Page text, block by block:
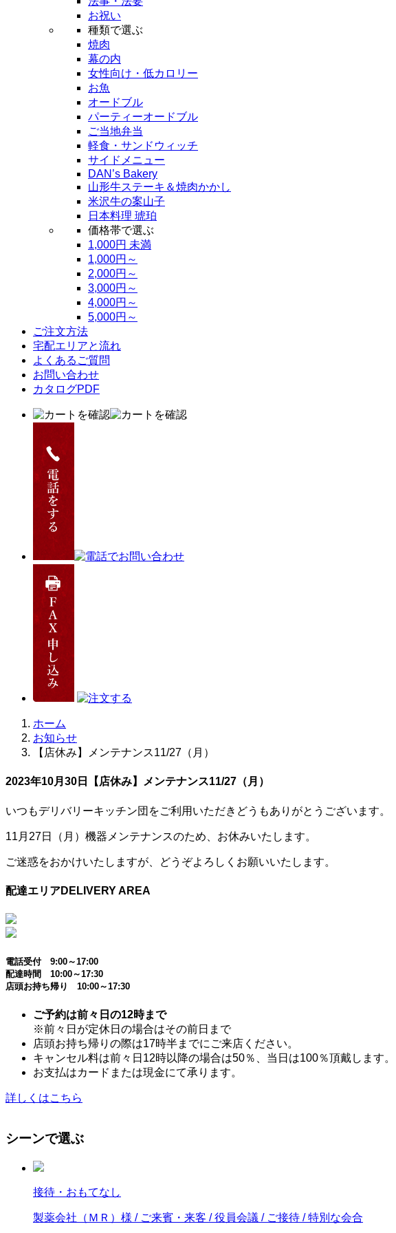
お祝い
種類で選ぶ
焼肉
幕の内
女性向け・低カロリー
お魚
オードブル
パーティーオードブル
ご当地弁当
軽食・サンドウィッチ
サイドメニュー
DAN’s Bakery
山形牛ステーキ＆焼肉かかし
米沢牛の案山子
日本料理 琥珀
価格帯で選ぶ
1,000円 未満
1,000円～
2,000円～
3,000円～
4,000円～
5,000円～
ご注文方法
宅配エリアと流れ
よくあるご質問
お問い合わせ
カタログPDF
ホーム
お知らせ
【店休み】メンテナンス11/27（月）
2023年10月30日 【店休み】メンテナンス11/27（月）
いつもデリバリーキッチン団をご利用いただきどうもありがとうございます。
11月27日（月）機器メンテナンスのため、お休みいたします。
ご迷惑をおかけいたしますが、どうぞよろしくお願いいたします。
配達エリアDELIVERY AREA
電話受付 9:00～17:00
配達時間 10:00～17:30
店頭お持ち帰り 10:00～17:30
ご予約は前々日の12時まで
※前々日が定休日の場合はその前日まで
店頭お持ち帰りの際は17時半までにご来店ください。
キャンセル料は前々日12時以降の場合は50％、当日は100％頂戴します。
お支払はカードまたは現金にて承ります。
詳しくはこちら
シーンで選ぶ
接待・おもてなし
製薬会社（ＭＲ）様 / ご来賓・来客 / 役員会議 / ご接待 / 特別な会合